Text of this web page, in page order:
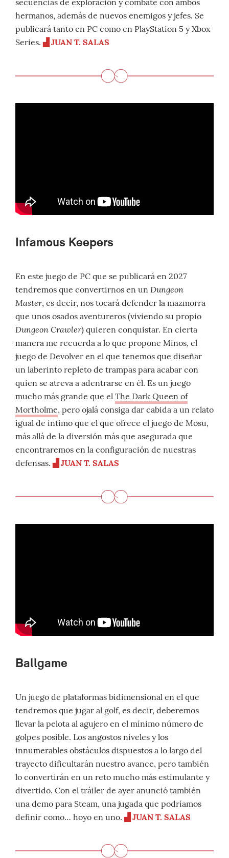
hermanos, además de nuevos enemigos y jefes. Se
publicará tanto en PC como en PlayStation 5 y Xbox
Series.▟ JUAN T. SALAS
Infamous Keepers
En este juego de PC que se publicará en 2027
tendremos que convertirnos en un Dungeon
Master, es decir, nos tocará defender la mazmorra
que unos osados aventureros (viviendo su propio
Dungeon Crawler) quieren conquistar. En cierta
manera me recuerda a lo que propone Minos, el
juego de Devolver en el que tenemos que diseñar
un laberinto repleto de trampas para acabar con
quien se atreva a adentrarse en él. Es un juego
mucho más grande que el The Dark Queen of
Mortholme, pero ojalá consiga dar cabida a un relato
igual de íntimo que el que ofrece el juego de Mosu,
más allá de la diversión más que asegurada que
encontraremos en la configuración de nuestras
defensas.▟ JUAN T. SALAS
Ballgame
Un juego de plataformas bidimensional en el que
tendremos que jugar al golf, es decir, deberemos
llevar la pelota al agujero en el mínimo número de
golpes posible. Los angostos niveles y los
innumerables obstáculos dispuestos a lo largo del
trayecto dificultarán nuestro avance, pero también
lo convertirán en un reto mucho más estimulante y
divertido. Con el tráiler de ayer anunció también
una demo para Steam, una jugada que podríamos
definir como… hoyo en uno.▟ JUAN T. SALAS